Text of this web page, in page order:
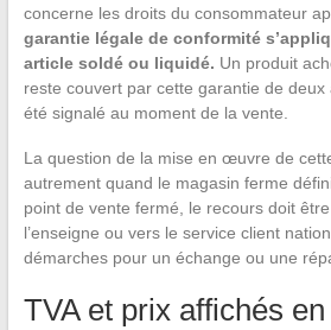
concerne les droits du consommateur
garantie légale de conformité
article soldé ou liquidé. Un produit
reste couvert par cette garantie de
été signalé au moment de la vente.
La question de la mise en œuvre de
autrement quand le magasin ferme
point de vente fermé, le recours doit
l’enseigne ou vers le service client
démarches pour un échange ou une
TVA et prix affichés